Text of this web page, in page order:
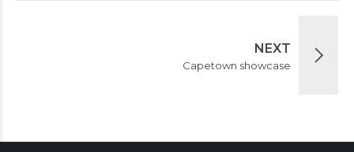
NEXT
Capetown showcase